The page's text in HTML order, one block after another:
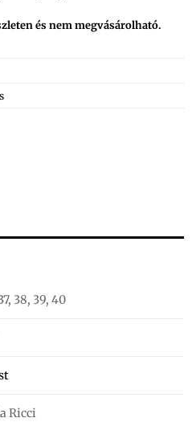
és nem megvásárolható.
38, 39, 40
Ricci